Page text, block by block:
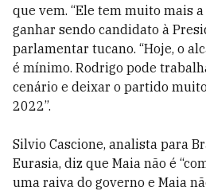
que vem. “Ele tem muito mais
ganhar sendo candidato à
parlamentar tucano. “Hoje, o
é mínimo. Rodrigo pode
cenário e deixar o partido
2022”.
Silvio Cascione, analista para
Eurasia, diz que Maia não é
uma raiva do governo e Maia